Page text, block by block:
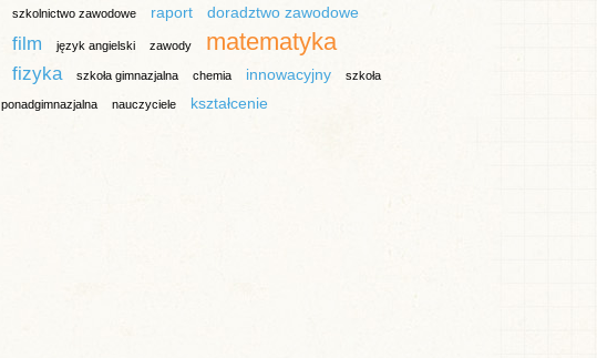
szkolnictwo zawodowe raport doradztwo zawodowe
film język angielski zawody matematyka
fizyka szkoła gimnazjalna chemia innowacyjny szkoła
ponadgimnazjalna nauczyciele kształcenie